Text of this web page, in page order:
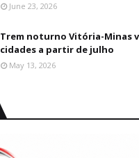
June 23, 2026
Trem noturno Vitória-Minas
cidades a partir de julho
May 13, 2026